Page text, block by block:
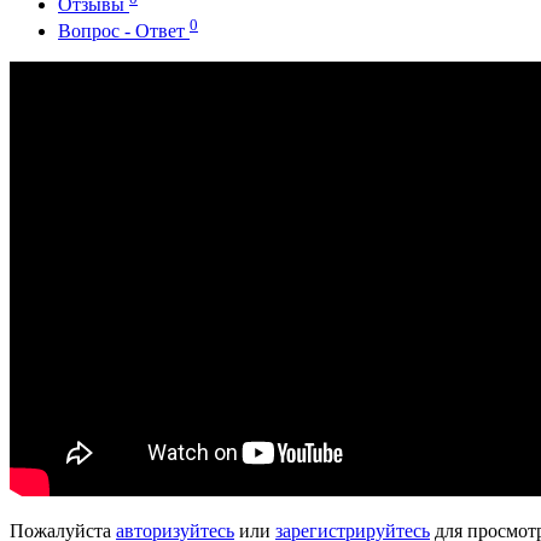
Отзывы
Вопрос - Ответ 0
Пожалуйста авторизуйтесь или зарегистрируйтесь для